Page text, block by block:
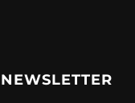
NEWSLETTER